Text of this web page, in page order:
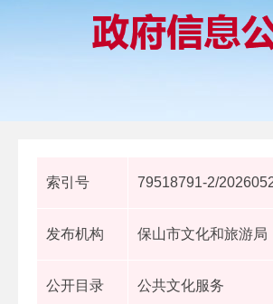
索引号 79518791-2/
发布机构 保山市文化和旅游局
公开目录 公共文化服务